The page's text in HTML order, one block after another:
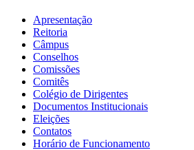
Apresentação
Reitoria
Câmpus
Conselhos
Comissões
Comitês
Colégio de Dirigentes
Documentos Institucionais
Eleições
Contatos
Horário de Funcionamento